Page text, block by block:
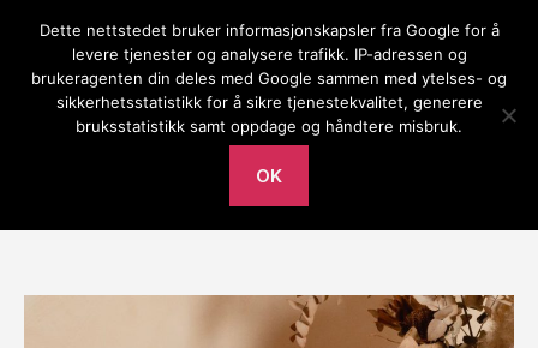
Gilja bedehus
Meny
Dette nettstedet bruker informasjonskapsler fra Google for å
levere tjenester og analysere trafikk. IP-adressen og
brukeragenten din deles med Google sammen med ytelses- og
sikkerhetsstatistikk for å sikre tjenestekvalitet, generere
bruksstatistikk samt oppdage og håndtere misbruk.
OK